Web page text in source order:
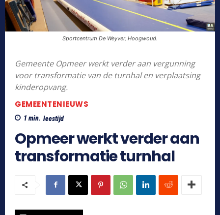
Sportcentrum De Weyver, Hoogwoud.
Gemeente Opmeer werkt verder aan vergunning
voor transformatie van de turnhal en verplaatsing
kinderopvang.
GEMEENTENIEUWS
1 min. leestijd
Opmeer werkt verder aan
transformatie turnhal